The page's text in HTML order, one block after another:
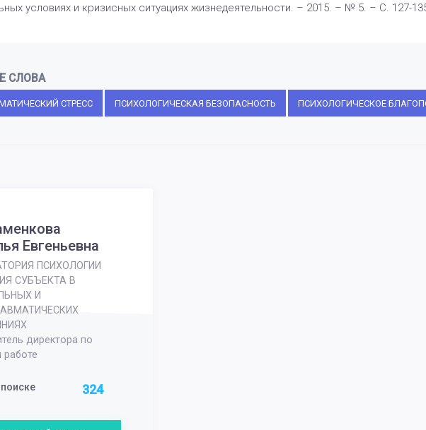
условиях и кризисных ситуациях жизнедеятельности. – 2015. – № 5. – С. 127-
СЛОВА
СТРЕСС ПСИХОЛОГИЧЕСКАЯ БЕЗОПАСНОСТЬ ПСИХОЛОГИЧЕСКОЕ
Евгеньевна
ПСИХОЛОГИИ
СУБЪЕКТА В
И
директора по
работе
324